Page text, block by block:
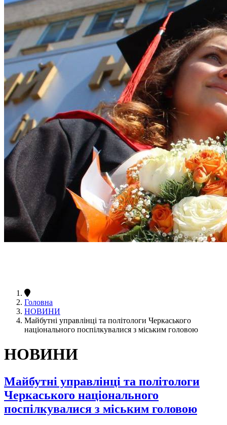
Головна
НОВИНИ
Майбутні управлінці та політологи Черкаського
національного поспілкувалися з міським головою
НОВИНИ
Майбутні управлінці та політологи
Черкаського національного
поспілкувалися з міським головою